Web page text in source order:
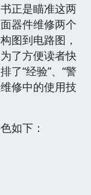
正是瞄准这两
器件维修两个
图到电路图，
了方便读者快
了“经验”、“警
修中的使用技
如下：